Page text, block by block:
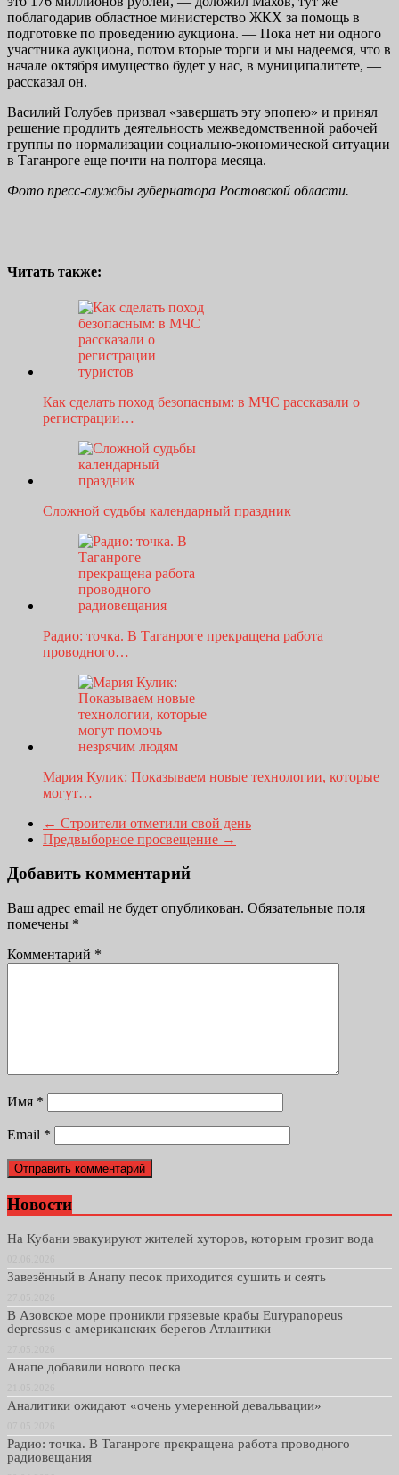
поблагодарив областное министерство ЖКХ за помощь в
подготовке по проведению аукциона. — Пока нет ни одного
участника аукциона, потом вторые торги и мы надеемся, что в
начале октября имущество будет у нас, в муниципалитете, —
рассказал он.
Василий Голубев призвал «завершать эту эпопею» и принял
решение продлить деятельность межведомственной рабочей
группы по нормализации социально-экономической ситуации
в Таганроге еще почти на полтора месяца.
Фото пресс-службы губернатора Ростовской области.
Читать также:
Как сделать поход безопасным: в МЧС рассказали о
регистрации…
Сложной судьбы календарный праздник
Радио: точка. В Таганроге прекращена работа
проводного…
Мария Кулик: Показываем новые технологии, которые
могут…
← Строители отметили свой день
Предвыборное просвещение →
Добавить комментарий
Ваш адрес email не будет опубликован. Обязательные поля
помечены *
Комментарий *
Имя *
Email *
Новости
На Кубани эвакуируют жителей хуторов, которым грозит вода
Завезённый в Анапу песок приходится сушить и сеять
В Азовское море проникли грязевые крабы Eurypanopeus
depressus с американских берегов Атлантики
Анапе добавили нового песка
Аналитики ожидают «очень умеренной девальвации»
Радио: точка. В Таганроге прекращена работа проводного
радиовещания